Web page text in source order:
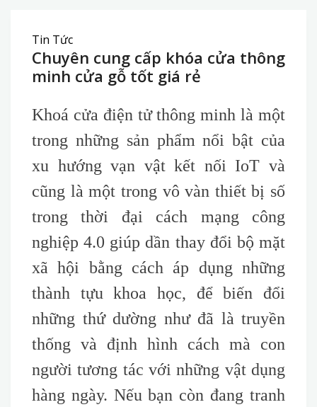
Tin Tức
Chuyên cung cấp khóa cửa thông
minh cửa gỗ tốt giá rẻ
Khoá cửa điện tử thông minh là một
trong những sản phẩm nổi bật của
xu hướng vạn vật kết nối IoT và
cũng là một trong vô vàn thiết bị số
trong thời đại cách mạng công
nghiệp 4.0 giúp dần thay đổi bộ mặt
xã hội bằng cách áp dụng những
thành tựu khoa học, để biến đổi
những thứ dường như đã là truyền
thống và định hình cách mà con
người tương tác với những vật dụng
hàng ngày. Nếu bạn còn đang tranh